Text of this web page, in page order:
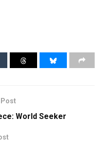
World Seeker